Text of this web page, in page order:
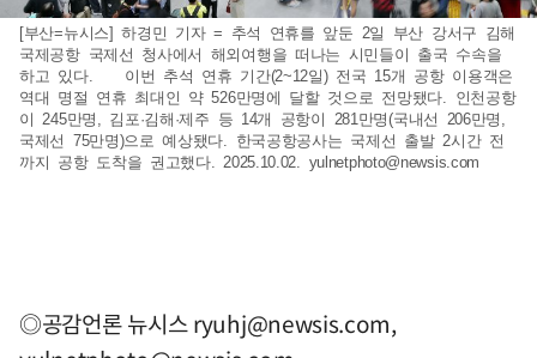
[부산=뉴시스] 하경민 기자 = 추석 연휴를 앞둔 2일 부산 강서구 김해
국제공항 국제선 청사에서 해외여행을 떠나는 시민들이 출국 수속을
하고 있다. 이번 추석 연휴 기간(2~12일) 전국 15개 공항 이용객은
역대 명절 연휴 최대인 약 526만명에 달할 것으로 전망됐다. 인천공항
이 245만명, 김포·김해·제주 등 14개 공항이 281만명(국내선 206만명,
국제선 75만명)으로 예상됐다. 한국공항공사는 국제선 출발 2시간 전
까지 공항 도착을 권고했다. 2025.10.02. yulnetphoto@newsis.com
◎공감언론 뉴시스ryuhj@newsis.com,